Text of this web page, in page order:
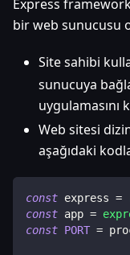
Express
bir web sunucusu
Site sahibi
sunucuya
uygulamasını
Web sitesi
aşağıdaki
const express =
const app =
const PORT =